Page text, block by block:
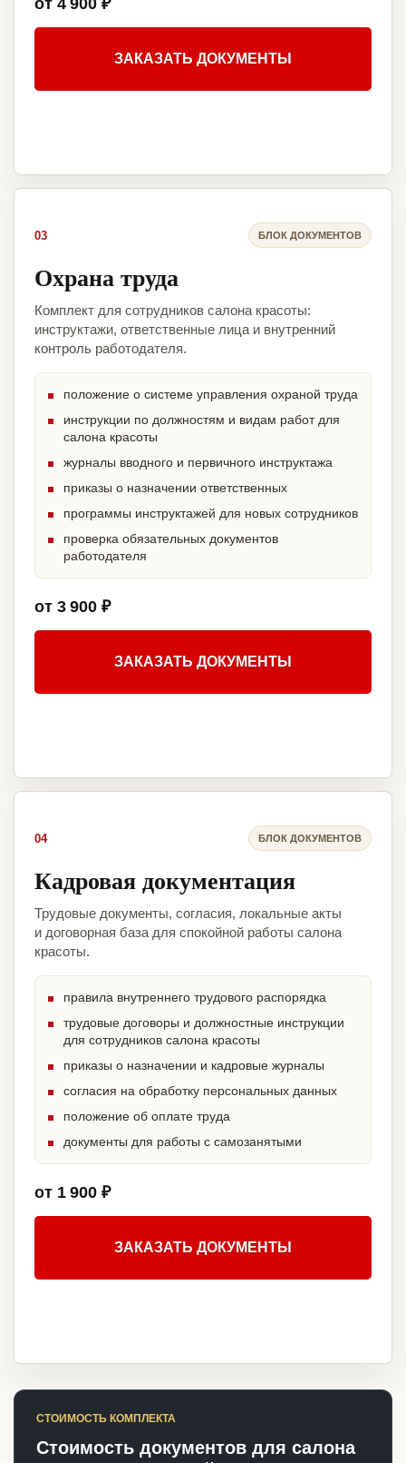
от 4 900 ₽
ЗАКАЗАТЬ ДОКУМЕНТЫ
03 БЛОК ДОКУМЕНТОВ
Охрана труда
Комплект для сотрудников салона красоты:
инструктажи, ответственные лица и внутренний
контроль работодателя.
положение о системе управления охраной труда
инструкции по должностям и видам работ для
салона красоты
журналы вводного и первичного инструктажа
приказы о назначении ответственных
программы инструктажей для новых сотрудников
проверка обязательных документов
работодателя
от 3 900 ₽
ЗАКАЗАТЬ ДОКУМЕНТЫ
04 БЛОК ДОКУМЕНТОВ
Кадровая документация
Трудовые документы, согласия, локальные акты
и договорная база для спокойной работы салона
красоты.
правила внутреннего трудового распорядка
трудовые договоры и должностные инструкции
для сотрудников салона красоты
приказы о назначении и кадровые журналы
согласия на обработку персональных данных
положение об оплате труда
документы для работы с самозанятыми
от 1 900 ₽
ЗАКАЗАТЬ ДОКУМЕНТЫ
СТОИМОСТЬ КОМПЛЕКТА
Стоимость документов для салона